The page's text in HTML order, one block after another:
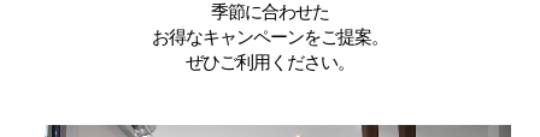
季節に合わせた
お得なキャンペーンをご提案。
ぜひご利用ください。